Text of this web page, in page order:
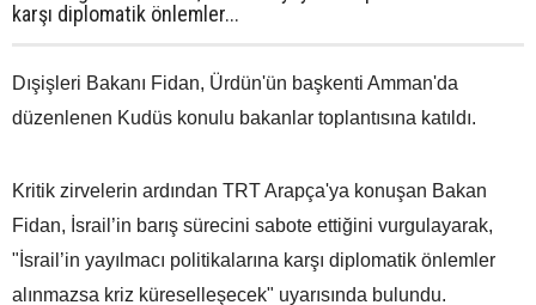
karşı diplomatik önlemler...
Dışişleri Bakanı Fidan, Ürdün'ün başkenti Amman'da
düzenlenen Kudüs konulu bakanlar toplantısına katıldı.
Kritik zirvelerin ardından TRT Arapça'ya konuşan Bakan
Fidan, İsrail’in barış sürecini sabote ettiğini vurgulayarak,
"İsrail’in yayılmacı politikalarına karşı diplomatik önlemler
alınmazsa kriz küreselleşecek" uyarısında bulundu.